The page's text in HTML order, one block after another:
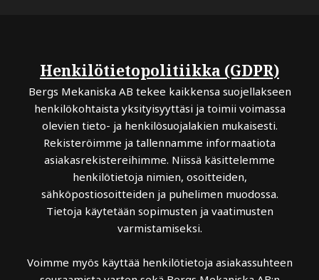
Henkilötietopolitiikka (GDPR)
Bergs Mekaniska AB tekee kaikkensa suojellakseen
henkilökohtaista yksityisyyttäsi ja toimii voimassa
olevien tieto- ja henkilösuojalakien mukaisesti.
Rekisteröimme ja tallennamme informaatiota
asiakasrekistereihimme. Niissä käsittelemme
henkilötietoja nimien, osoitteiden,
sähköpostiosoitteiden ja puhelimen muodossa.
Tietoja käytetään sopimusten ja vaatimusten
varmistamiseksi.
Voimme myös käyttää henkilötietoja asiakassuhteen